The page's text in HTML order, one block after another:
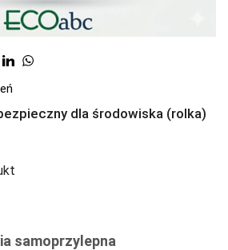
dla środowiska (rolka)
samoprzylepna